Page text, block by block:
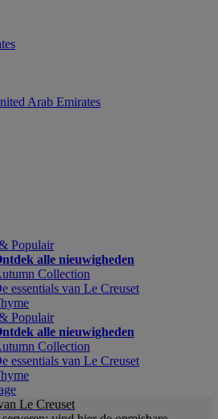
Arab Emirates
Populair
alle nieuwigheden
Collection
essentials van Le Creuset
Populair
alle nieuwigheden
Collection
essentials van Le Creuset
Le Creuset